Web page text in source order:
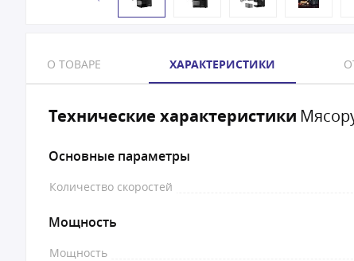
О ТОВАРЕ ХАРАКТЕРИСТИКИ
Технические характеристики
Основные параметры
Количество скоростей
Мощность
Мощность